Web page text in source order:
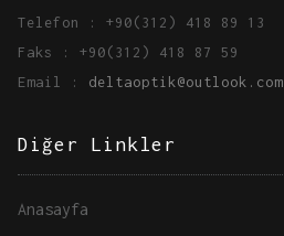
Telefon : +90(312) 418 89 13
Faks : +90(312) 418 87 59
Email : deltaoptik@outlook.com
Diğer Linkler
Anasayfa